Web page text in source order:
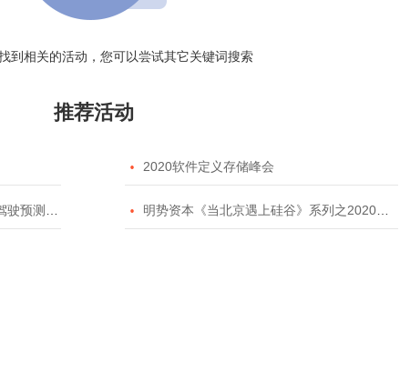
到相关的活动，您可以尝试其它关键词搜索
推荐活动
 2020软件定义存储峰会
挑战赛  明势资本《当北京遇上硅谷》系列之2020年度开源峰会